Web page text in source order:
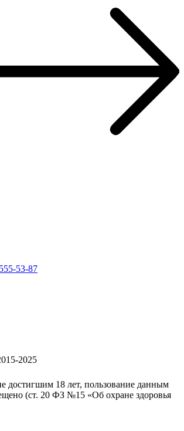
53-87
2025
достигшим 18 лет, пользование данным
(ст. 20 ФЗ №15 «Об охране здоровья